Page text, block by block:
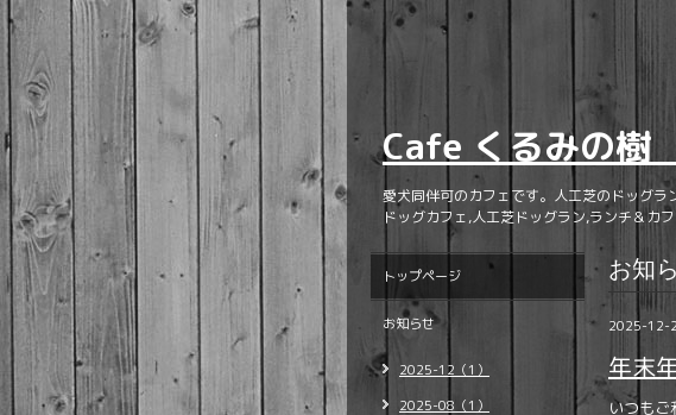
Cafe くるみの
愛犬同伴可のカフェです。人工芝のドッグ
ドッグカフェ,人工芝ドッグラン,ランチ＆カフ
お知
2025-12-
年末
いつもご
トップページ
お知らせ
2025-12（1）
2025-08（1）